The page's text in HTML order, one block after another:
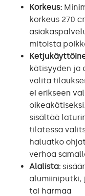
Korkeus:
korkeus 270
mitoista
kätisyyden ja
valita
ei erikseen
sisältää
tilatessa
haluatko
verhoa
Alalista:
alumiiniputki,
tai harmaa